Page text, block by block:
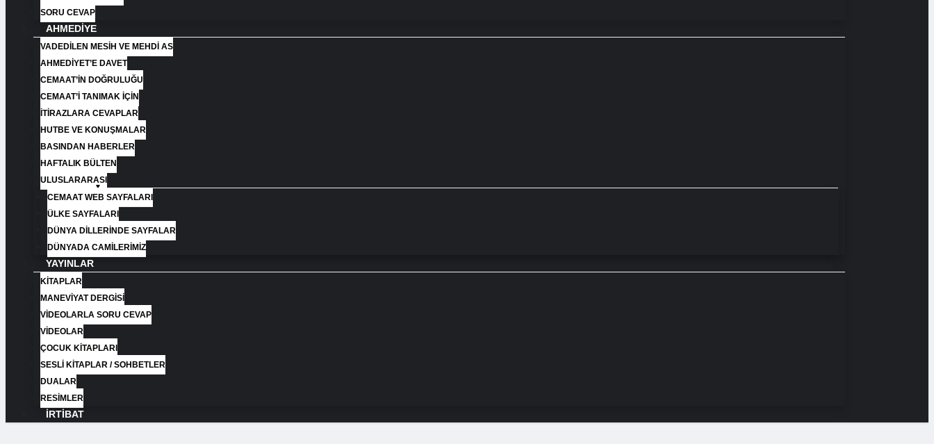
SORU CEVAP
AHMEDIYE
VADEDILEN MESIH VE MEHDI AS
AHMEDIYET’E DAVET
CEMAAT’İN DOĞRULUĞU
CEMAAT’İ TANIMAK İÇIN
İTIRAZLARA CEVAPLAR
HUTBE VE KONUŞMALAR
BASINDAN HABERLER
HAFTALIK BÜLTEN
ULUSLARARASI
CEMAAT WEB SAYFALARI
ÜLKE SAYFALARI
DÜNYA DILLERINDE SAYFALAR
DÜNYADA CAMILERIMIZ
YAYINLAR
KITAPLAR
MANEVIYAT DERGISI
VIDEOLARLA SORU CEVAP
VIDEOLAR
ÇOCUK KİTAPLARI
SESLI KİTAPLAR / SOHBETLER
DUALAR
RESIMLER
İRTIBAT